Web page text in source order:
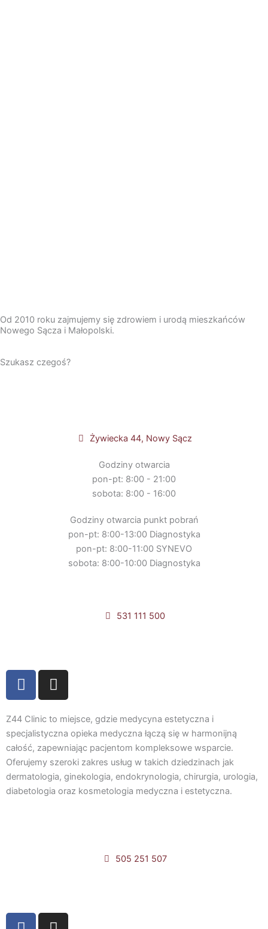
Od 2010 roku zajmujemy się zdrowiem i urodą mieszkańców
Nowego Sącza i Małopolski.
Szukasz czegoś?
Żywiecka 44, Nowy Sącz
Godziny otwarcia
pon-pt: 8:00 - 21:00
sobota: 8:00 - 16:00
Godziny otwarcia punkt pobrań
pon-pt: 8:00-13:00 Diagnostyka
pon-pt: 8:00-11:00 SYNEVO
sobota: 8:00-10:00 Diagnostyka
531 111 500
F
a
e
b
o
o
k
I
n
t
a
g
r
a
m
Z44 Clinic to miejsce, gdzie medycyna estetyczna i
specjalistyczna opieka medyczna łączą się w harmonijną
całość, zapewniając pacjentom kompleksowe wsparcie.
Oferujemy szeroki zakres usług w takich dziedzinach jak
dermatologia, ginekologia, endokrynologia, chirurgia, urologia,
diabetologia oraz kosmetologia medyczna i estetyczna.
505 251 507
F
I